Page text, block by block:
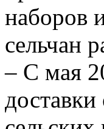
наборов
сельчан
– С мая
доставки